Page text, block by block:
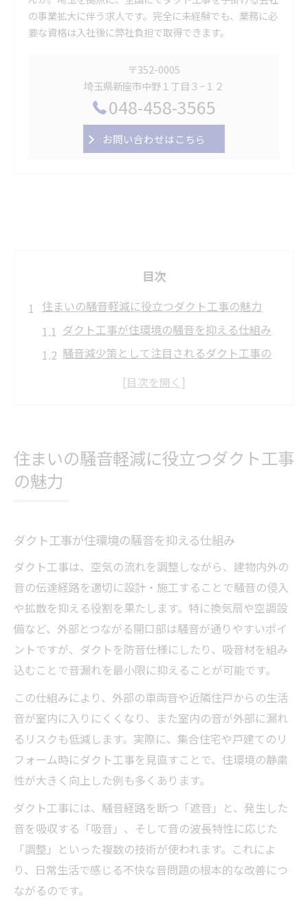
の事業拡大に伴う求人です。完全に未経験でも、業務に必
要な資格は入社後に弊社負担で取得できます。
〒352-0005
埼玉県新座市中野１丁目３−１２
048-458-3565
お問い合わせはこちら
目次
住まいの騒音軽減に役立つダクト工事の魅力
ダクト工事が住環境の騒音を抑える仕組み
騒音減少策として注目されるダクト工事の
ダクト工事による騒音問題の根本解決への
騒音減少策とダクト工事の基礎知識を徹底
日常でできる騒音対策とダクト工事の重要
性
効果的なダクト工事による悩み解消の実例
紹介
住まいのタイプ別に選ぶ騒音減少策とダク
ダクト工事で音の伝わり方をコントロール
する方法
ダクト工事を通じて実現する静かな環境づくり
静かな住環境を目指すならダクト工事が効
ダクト工事で実現する音が気にならない暮
騒音減少策とダクト工事の組み合わせ事例
ダクト工事の専門家が語る静音対策のコツ
住まいの騒音軽減に役立つダクト工事
の魅力
ダクト工事が住環境の騒音を抑える仕組み
ダクト工事は、空気の流れを調整しながら、建物内外の
音の伝達経路を適切に設計・施工することで騒音の侵入
や拡散を抑える役割を果たします。特に換気扇や空調設
備など、外部とつながる開口部は騒音が通りやすいポイ
ントですが、ダクトを防音仕様にしたり、吸音材を組み
込むことで音漏れを最小限に抑えることが可能です。
この仕組みにより、外部の車両音や近隣住戸からの生活
音が室内に入りにくくなり、また室内の音が外部に漏れ
るリスクも低減します。実際に、集合住宅や戸建てのリ
フォーム時にダクト工事を見直すことで、住環境の静粛
性が大きく向上した例も多くあります。
ダクト工事には、騒音経路を断つ「遮音」と、発生した
音を吸収する「吸音」、そして音の波長特性に応じた
「調整」といった複数の技術が使われます。これによ
り、日常生活で感じる不快な音問題の根本的な改善につ
ながるのです。